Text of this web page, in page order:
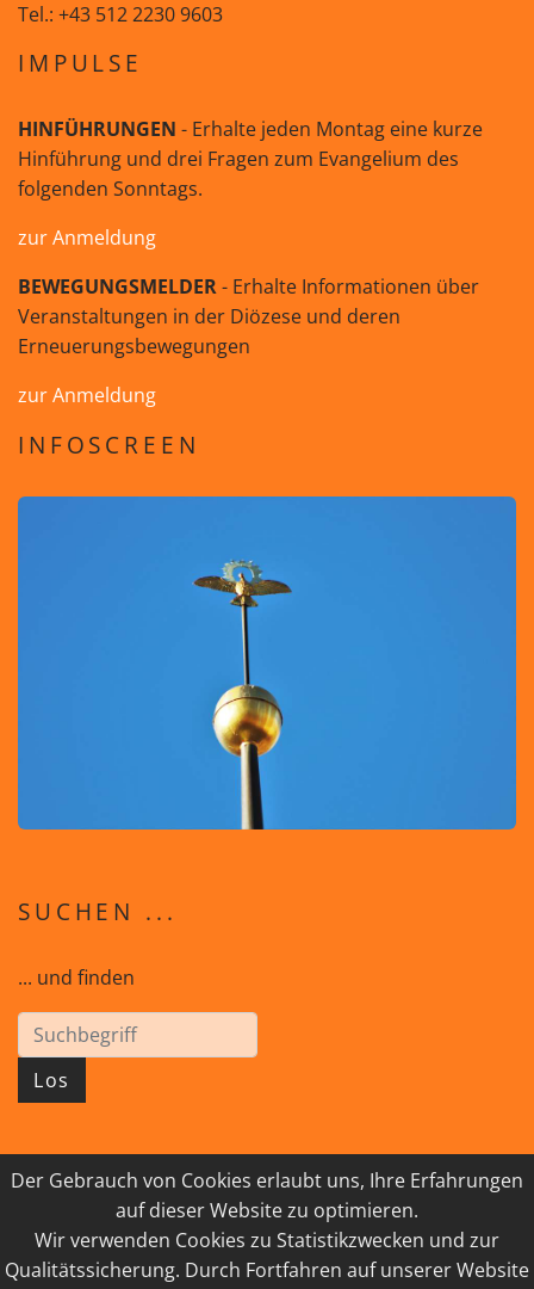
Der Gebrauch von Cookies erlaubt uns, Ihre Erfahrungen
auf dieser Website zu optimieren.
Wir verwenden Cookies zu Statistikzwecken und zur
Qualitätssicherung. Durch Fortfahren auf unserer Website
Tel.: +43 512 2230 9603
IMPULSE
HINFÜHRUNGEN - Erhalte jeden Montag eine kurze
Hinführung und drei Fragen zum Evangelium des
folgenden Sonntags.
zur Anmeldung
BEWEGUNGSMELDER- Erhalte Informationen über
Veranstaltungen in der Diözese und deren
Erneuerungsbewegungen
zur Anmeldung
INFOSCREEN
SUCHEN ...
... und finden
Los
© 2026 GEISTreich - Diözese Innsbruck
IMPRESSUM
LINKSAMMLUNG